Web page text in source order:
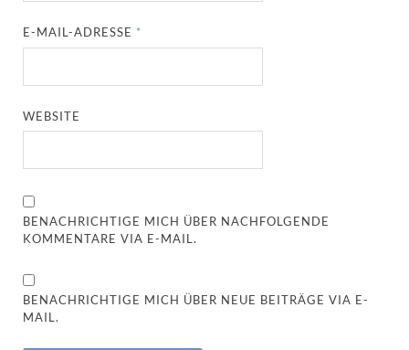
E-MAIL-ADRESSE *
WEBSITE
BENACHRICHTIGE MICH ÜBER NACHFOLGENDE
KOMMENTARE VIA E-MAIL.
BENACHRICHTIGE MICH ÜBER NEUE BEITRÄGE VIA E-
MAIL.